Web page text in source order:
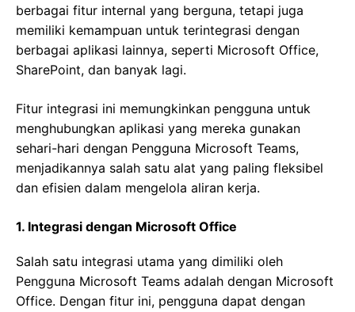
berbagai fitur internal yang berguna, tetapi juga
memiliki kemampuan untuk terintegrasi dengan
berbagai aplikasi lainnya, seperti Microsoft Office,
SharePoint, dan banyak lagi.
Fitur integrasi ini memungkinkan pengguna untuk
menghubungkan aplikasi yang mereka gunakan
sehari-hari dengan Pengguna Microsoft Teams,
menjadikannya salah satu alat yang paling fleksibel
dan efisien dalam mengelola aliran kerja.
1. Integrasi dengan Microsoft Office
Salah satu integrasi utama yang dimiliki oleh
Pengguna Microsoft Teams adalah dengan Microsoft
Office. Dengan fitur ini, pengguna dapat dengan